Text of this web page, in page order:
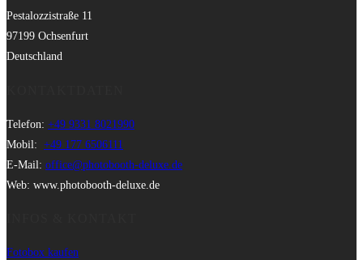
Pestalozzistraße 11
97199 Ochsenfurt
Deutschland
Telefon: +49 9331 8021990
Mobil: +49 177 6506111
E-Mail: office@photobooth-deluxe.de
Web: www.photobooth-deluxe.de
Fotobox kaufen